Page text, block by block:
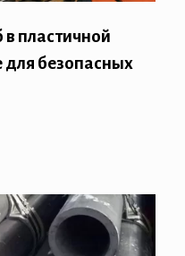
пластичной
для безопасных